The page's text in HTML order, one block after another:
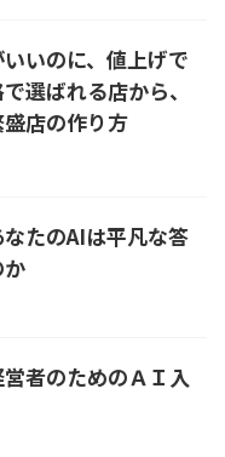
いいのに、値上げで
選ばれる店から、
店の作り方
なたのAIは平凡な答
営者のためのＡＩ入